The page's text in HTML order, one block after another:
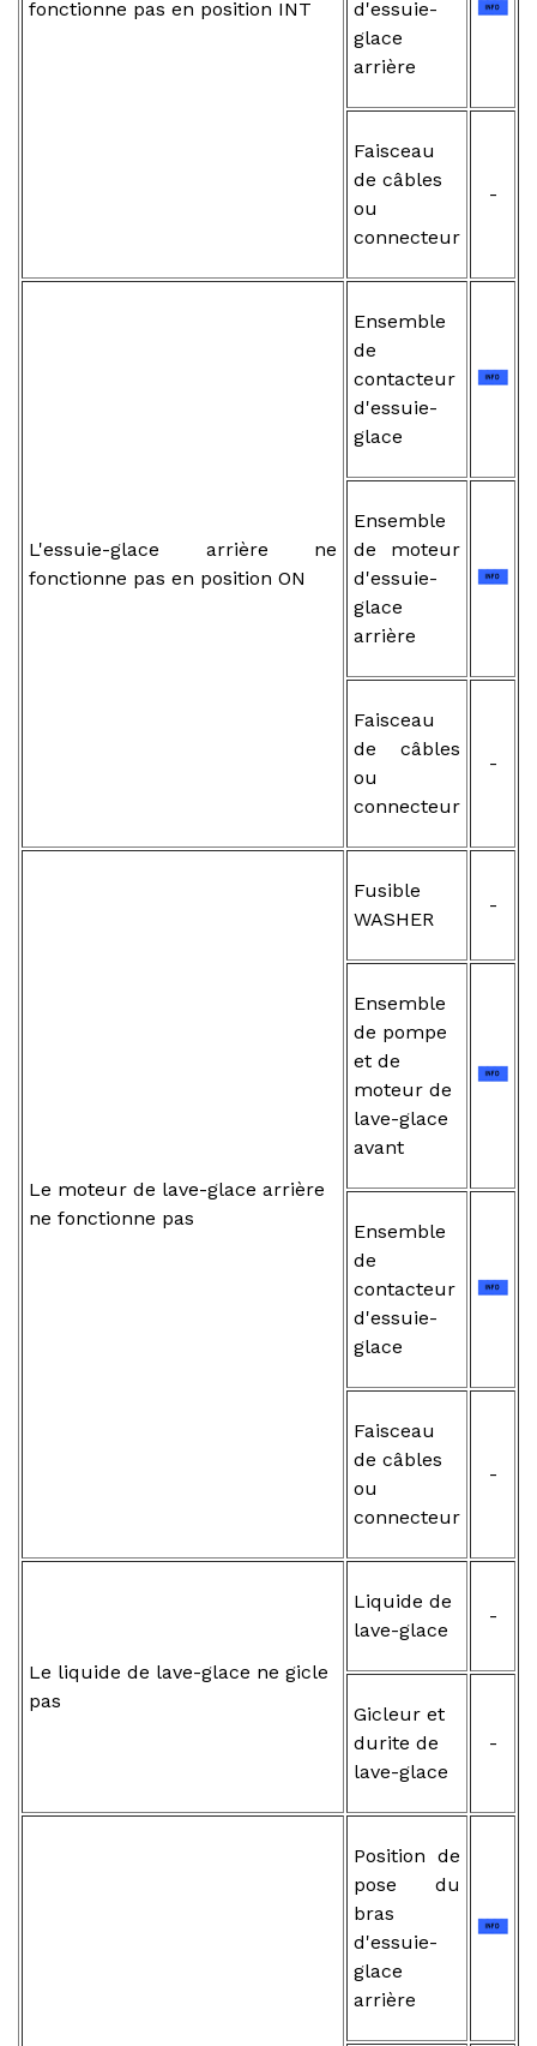
fonctionne pas en position INT
d'essuie-
glace
arrière
Faisceau
de câbles
ou
connecteur
-
L'essuie-glace arrière ne
fonctionne pas en position ON
Ensemble
de
contacteur
d'essuie-
glace
Ensemble
de moteur
d'essuie-
glace
arrière
Faisceau
de câbles
ou
connecteur
-
Le moteur de lave-glace arrière
ne fonctionne pas
Fusible
WASHER
-
Ensemble
de pompe
et de
moteur de
lave-glace
avant
Ensemble
de
contacteur
d'essuie-
glace
Faisceau
de câbles
ou
connecteur
-
Le liquide de lave-glace ne gicle
pas
Liquide de
lave-glace
-
Gicleur et
durite de
lave-glace
-
Position de
pose du
bras
d'essuie-
glace
arrière